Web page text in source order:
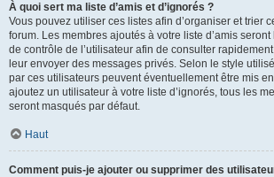
À quoi sert ma liste d’amis et d’ignorés ?
Vous pouvez utiliser ces listes afin d’organiser et trier
forum. Les membres ajoutés à votre liste d’amis
de contrôle de l’utilisateur afin de consulter
leur envoyer des messages privés. Selon le style
par ces utilisateurs peuvent éventuellement être mis
ajoutez un utilisateur à votre liste d’ignorés, tous les
seront masqués par défaut.
Haut
Comment puis-je ajouter ou supprimer des